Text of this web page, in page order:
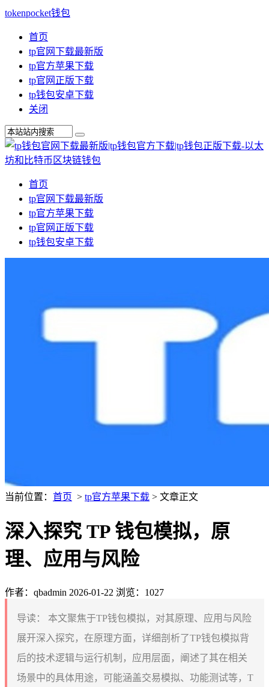
tokenpocket钱包
首页
tp官网下载最新版
tp官方苹果下载
tp官网正版下载
tp钱包安卓下载
关闭
首页
tp官网下载最新版
tp官方苹果下载
tp官网正版下载
tp钱包安卓下载
当前位置： 首页 > tp官方苹果下载 > 文章正文
深入探究 TP 钱包模拟，原
理、应用与风险
作者：qbadmin 2026-01-22 浏览：1027
导读：
本文聚焦于TP钱包模拟，对其原理、应用与风险
展开深入探究，在原理方面，详细剖析了TP钱包模拟背
后的技术逻辑与运行机制，应用层面，阐述了其在相关
场景中的具体用途，可能涵盖交易模拟、功能测试等，T